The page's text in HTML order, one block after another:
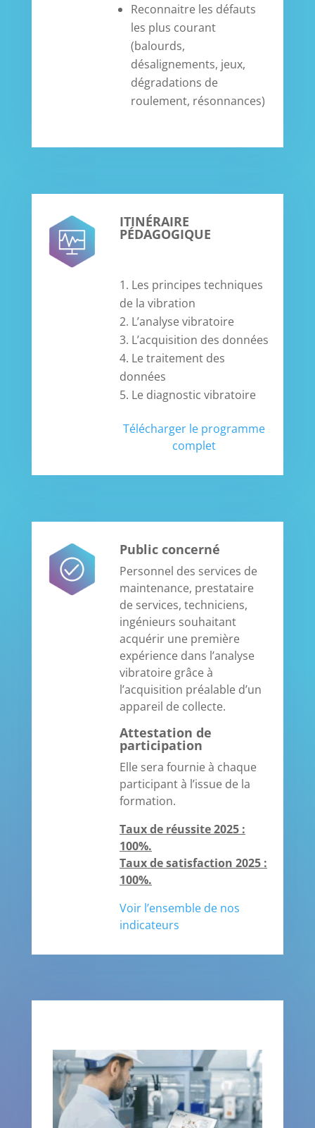
Reconnaitre les défauts
les plus courant
(balourds,
désalignements, jeux,
dégradations de
roulement, résonnances)
ITINÉRAIRE
PÉDAGOGIQUE
Les principes techniques
de la vibration
L’analyse vibratoire
L’acquisition des données
Le traitement des
données
Le diagnostic vibratoire
Télécharger le programme
complet
Public concerné
Personnel des services de
maintenance, prestataire
de services, techniciens,
ingénieurs souhaitant
acquérir une première
expérience dans l’analyse
vibratoire grâce à
l’acquisition préalable d’un
appareil de collecte.
Attestation de
participation
Elle sera fournie à chaque
participant à l’issue de la
formation.
Taux de réussite 2025 :
100%.
Taux de satisfaction 2025 :
100%.
Voir l’ensemble de nos
indicateurs